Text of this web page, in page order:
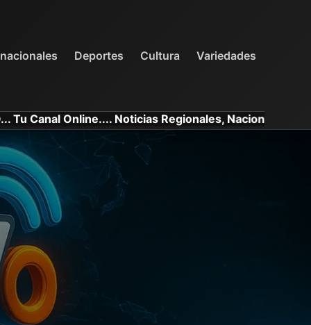
Deportes Cultura Variedades
Online.... Noticias Regionales, Nacionales e